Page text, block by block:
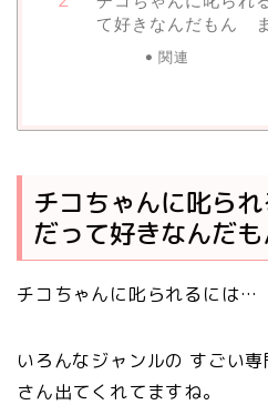
て好きなんだもん
関連
チコちゃんに叱ら
だって好きなんだ
チコちゃんに叱られるには…
いろんなジャンルの すごい
さん出てくれてますね。